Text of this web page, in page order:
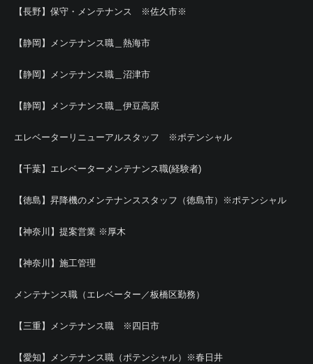
【長野】保守・メンテナンス ※佐久市※
【静岡】メンテナンス職＿熱海市
【静岡】メンテナンス職＿沼津市
【静岡】メンテナンス職＿伊豆高原
エレベーターリニューアルスタッフ ※ポテンシャル
【千葉】エレベーターメンテナンス職(経験者)
【徳島】昇降機のメンテナンススタッフ（徳島市）※ポテンシャル
【神奈川】提案営業 ※厚木
【神奈川】施工管理
メンテナンス職（エレベーター／板橋区勤務）
【三重】メンテナンス職 ※四日市
【愛知】メンテナンス職（ポテンシャル）※春日井